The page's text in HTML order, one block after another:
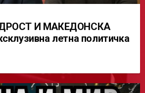
И МАКЕДОНСКА
летна политичка